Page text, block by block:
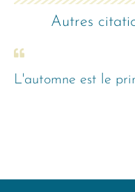
Autres
L'automne est le